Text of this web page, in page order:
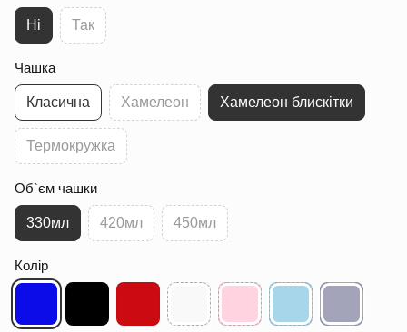
Ні Так
Чашка
Класична Хамелеон Хамелеон блискітки
Термокружка
Об`єм чашки
330мл 420мл 450мл
Колір